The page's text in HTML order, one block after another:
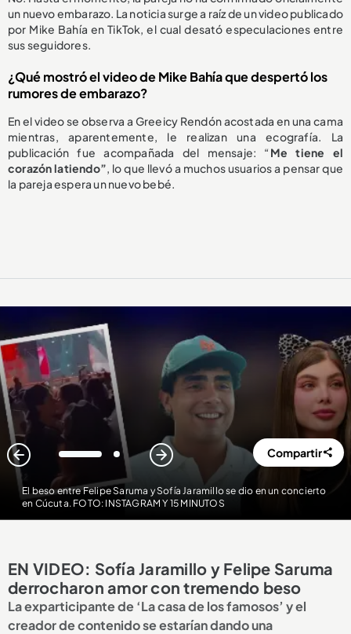
un nuevo embarazo. La noticia surge a raíz de un video publicado
por Mike Bahía en TikTok, el cual desató especulaciones entre
sus seguidores.
¿Qué mostró el video de Mike Bahía que despertó los
rumores de embarazo?
En el video se observa a Greeicy Rendón acostada en una cama
mientras, aparentemente, le realizan una ecografía. La
publicación fue acompañada del mensaje: “ Me tiene el
corazón latiendo”, lo que llevó a muchos usuarios a pensar que
la pareja espera un nuevo bebé.
El beso entre Felipe Saruma y Sofía Jaramillo se dio en un concierto
en Cúcuta. FOTO: INSTAGRAM Y 15 MINUTOS
1 2 Compartir
EN VIDEO: Sofía Jaramillo y Felipe Saruma
derrocharon amor con tremendo beso
La exparticipante de ‘La casa de los famosos’ y el
creador de contenido se estarían dando una